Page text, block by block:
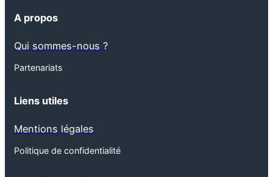
A propos
Qui sommes-nous ?
Partenariats
Liens utiles
Mentions légales
Politique de confidentialité